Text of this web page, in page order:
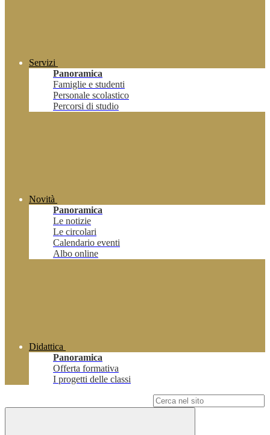
Servizi
Panoramica
Famiglie e studenti
Personale scolastico
Percorsi di studio
Novità
Panoramica
Le notizie
Le circolari
Calendario eventi
Albo online
Didattica
Panoramica
Offerta formativa
I progetti delle classi